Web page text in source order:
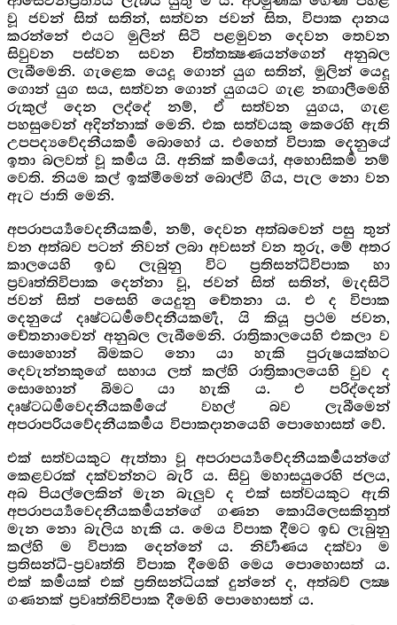
වූ ජවන් සිත් සතින්, සත්වන ජවන් සිත, විපාක දානය
කරන්නේ එයට මුලින් සිටි පළමුවන දෙවන තෙවන
සිවුවන පස්වන සවන චිත්තක්‍ෂණයන්ගෙන් අනුබල
ලැබීමෙනි. ගැළෙක යෙදූ ගොන් යුග සතින්, මුලින් යෙදූ
ගොන් යුග සය, සත්වන ගොන් යුගයට ගැළ නඟාලීමෙහි
රුකුල් දෙන ලද්දේ නම්, ඒ සත්වන යුගය, ගැළ
පහසුවෙන් අදින්නාක් මෙනි. එක සත්වයකු කෙරෙහි ඇති
උපපද්‍යවේදනීයකර්‍ම බොහෝ ය. එහෙත් විපාක දෙනුයේ
ඉතා බලවත් වූ කර්‍මය යි. අනික් කර්‍මයෝ, අහොසිකර්‍ම නම්
වෙති. නියම කල් ඉක්මීමෙන් බොල්වී ගිය, පැල නො වන
ඇට ජාති මෙනි.
අපරාපර්‍ය්‍යවෙදනීයකර්‍ම, නම්, දෙවන අත්බවෙන් පසු තුන්
වන අත්බව පටන් නිවන් ලබා අවසන් වන තුරු, මේ අතර
කාලයෙහි ඉඩ ලැබුනු විට ප්‍රතිසන්ධිවිපාක හා
ප්‍රවෘත්තිවිපාක දෙන්නා වූ, ජවන් සිත් සතින්, මැදසිටි
ජවන් සිත් පසෙහි යෙදුනු චේතනා ය. එ ද විපාක
දෙනුයේ දෘෂ්ටධර්‍මවේදනීයකර්‍මැ, යි කියූ ප්‍රථම ජවන,
චේතනාවෙන් අනුබල ලැබීමෙනි. රාත්‍රිකාලයෙහි එකලා ව
සොහොන් බිමකට නො යා හැකි පුරුෂයක්හට
දෙවැන්නකුගේ සහාය ලත් කල්හි රාත්‍රිකාලයෙහි වුව ද
සොහොන් බිමට යා හැකි ය. එ පරිද්දෙන්
දෘෂ්ටධර්‍මවෙදනීයකර්‍මයේ වහල් බව ලැබීමෙන්
අපරාපරියවේදනීයකර්‍මය විපාකදානයෙහි පොහොසත් වේ.
එක් සත්වයකුට ඇත්තා වූ අපරාපර්‍ය්‍යවේදනීයකර්‍මයන්ගේ
කෙළවරක් දක්වන්නට බැරි ය. සිවු මහාසයුරෙහි ජලය,
අබ පියල්ලෙකින් මැන බැලුව ද එක් සත්වයකුට ඇති
අපරාපර්‍ය්‍යවෙදනීයකර්‍මයන්ගේ ගණන කොයිලෙසකිනුත්
මැන නො බැලිය හැකි ය. මෙය විපාක දීමට ඉඩ ලැබුනු
කල්හි ම විපාක දෙන්නේ ය. නිර්‍වාණය දක්වා ම
ප්‍රතිසන්ධි-ප්‍රවෘත්ති විපාක දීමෙහි මෙය පොහොසත් ය.
එක් කර්‍මයක් එක් ප්‍රතිසන්ධියක් දුන්නේ ද, අත්බව් ලක්‍ෂ
ගණනක් ප්‍රවෘත්තිවිපාක දීමෙහි පොහොසත් ය.